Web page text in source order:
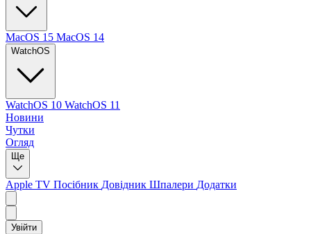
MacOS 15 MacOS 14
WatchOS
WatchOS 10 WatchOS 11
Новини
Чутки
Огляд
Ще
Apple TV Посібник Довідник Шпалери Додатки
Увійти